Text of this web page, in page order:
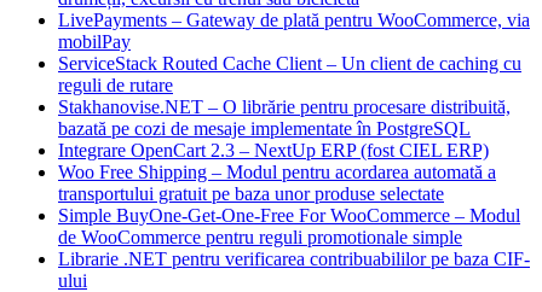
LivePayments – Gateway de plată pentru WooCommerce, via
mobilPay
ServiceStack Routed Cache Client – Un client de caching cu
reguli de rutare
Stakhanovise.NET – O librărie pentru procesare distribuită,
bazată pe cozi de mesaje implementate în PostgreSQL
Integrare OpenCart 2.3 – NextUp ERP (fost CIEL ERP)
Woo Free Shipping – Modul pentru acordarea automată a
transportului gratuit pe baza unor produse selectate
Simple BuyOne-Get-One-Free For WooCommerce – Modul
de WooCommerce pentru reguli promotionale simple
Librarie .NET pentru verificarea contribuabililor pe baza CIF-
ului